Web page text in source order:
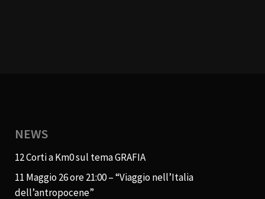
NEWS
12 Corti a Km0 sul tema GRAFIA
11 Maggio 26 ore 21:00 – “Viaggio nell’Italia
dell’antropocene”